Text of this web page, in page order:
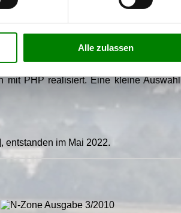
Alle zulassen
wie News-Scripten oder Gästebüchern
der virtuelle Adventskalender, den ich
selbst hat zuverlässig darüber gewacht,
mit PHP realisiert. Eine kleine Auswahl
, entstanden im Mai 2022.